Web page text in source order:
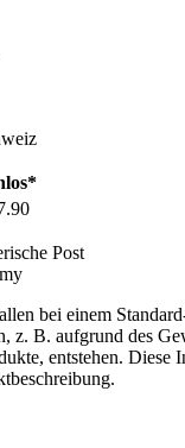
bei einem
z. B. aufgrund des
entstehen. Diese